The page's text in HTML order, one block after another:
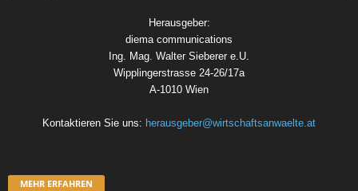
Herausgeber:
diema communications
Ing. Mag. Walter Sieberer e.U.
Wipplingerstrasse 24-26/17a
A-1010 Wien
Kontaktieren Sie uns: herausgeber@wirtschaftsanwaelte.at
MEHR ERFAHREN